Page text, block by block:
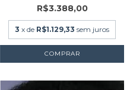
R$3.388,00
3 x de R$1.129,33 sem juros